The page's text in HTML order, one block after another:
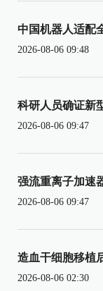
中国机器人适配
2026-08-06 09:48
科研人员确证新
2026-08-06 09:47
强流重离子加速
2026-08-06 09:47
造血干细胞移植
2026-08-06 02:30